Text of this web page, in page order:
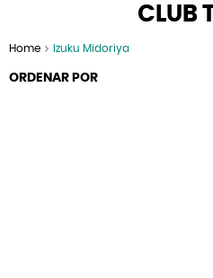
CLUB
Home Izuku Midoriya
ORDENAR POR